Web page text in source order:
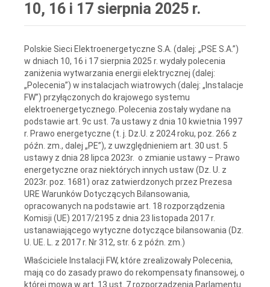
10, 16 i 17 sierpnia 2025 r.
Polskie Sieci Elektroenergetyczne S.A. (dalej: „PSE S.A.”)
w dniach 10, 16 i 17 sierpnia 2025 r. wydały polecenia
zaniżenia wytwarzania energii elektrycznej (dalej:
„Polecenia”) w instalacjach wiatrowych (dalej: „Instalacje
FW”) przyłączonych do krajowego systemu
elektroenergetycznego. Polecenia zostały wydane na
podstawie art. 9c ust. 7a ustawy z dnia 10 kwietnia 1997
r. Prawo energetyczne (t. j. Dz.U. z 2024 roku, poz. 266 z
późn. zm., dalej „PE”), z uwzględnieniem art. 30 ust. 5
ustawy z dnia 28 lipca 2023r. o zmianie ustawy – Prawo
energetyczne oraz niektórych innych ustaw (Dz. U. z
2023r. poz. 1681) oraz zatwierdzonych przez Prezesa
URE Warunków Dotyczących Bilansowania,
opracowanych na podstawie art. 18 rozporządzenia
Komisji (UE) 2017/2195 z dnia 23 listopada 2017 r.
ustanawiającego wytyczne dotyczące bilansowania (Dz.
U. UE. L. z 2017 r. Nr 312, str. 6 z późn. zm.)
Właściciele Instalacji FW, które zrealizowały Polecenia,
mają co do zasady prawo do rekompensaty finansowej, o
której mowa w art. 13 ust. 7 rozporządzenia Parlamentu